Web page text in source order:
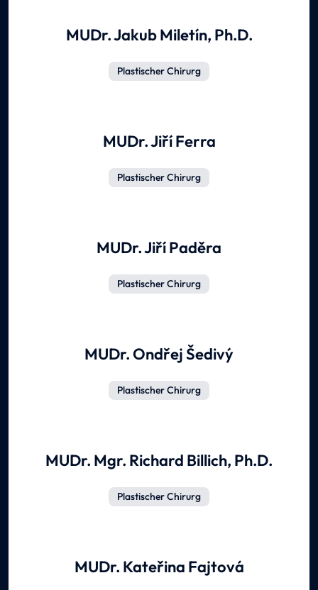
MUDr. Jakub Miletín, Ph.D.
Plastischer Chirurg
MUDr. Jiří Ferra
Plastischer Chirurg
MUDr. Jiří Paděra
Plastischer Chirurg
MUDr. Ondřej Šedivý
Plastischer Chirurg
MUDr. Mgr. Richard Billich, Ph.D.
Plastischer Chirurg
MUDr. Kateřina Fajtová